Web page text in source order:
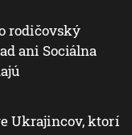
rodičovský
ani Sociálna
Ukrajincov, ktorí